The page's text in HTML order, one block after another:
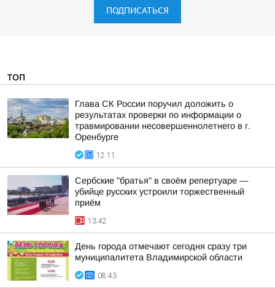
ПОДПИСАТЬСЯ
ТОП
Глава СК России поручил доложить о
результатах проверки по информации о
травмировании несовершеннолетнего в г.
Оренбурге
12:11
Сербские "братья" в своём репертуаре —
убийце русских устроили торжественный
приём
13:42
День города отмечают сегодня сразу три
муниципалитета Владимирской области
08:43